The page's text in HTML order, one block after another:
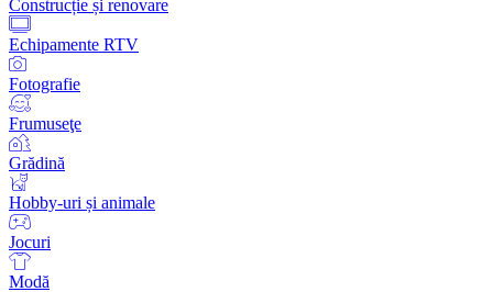
Construcție și renovare
Echipamente RTV
Fotografie
Frumuseţe
Grădină
Hobby-uri și animale
Jocuri
Modă